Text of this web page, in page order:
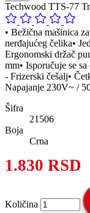
Techwood TTS-77
• Bežična mašinica
nerđajućeg čelika•
Ergonomski držač
mm• Isporučuje se
- Frizerski češalj•
Napajanje 230V~ /
Šifra
21506
Boja
Crna
1.830 RSD
Količina